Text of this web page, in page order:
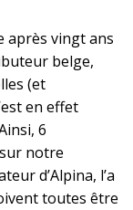
après vingt ans
belge,
(et
en effet
6
notre
d’Alpina, l’a
toutes être